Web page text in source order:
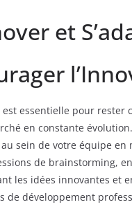
et
est essentielle pour rester
en constante
sein de votre équipe en
de brainstorming, en
les idées innovantes et
de développement